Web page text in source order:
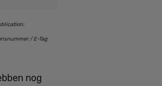
/ E-Tag
nog